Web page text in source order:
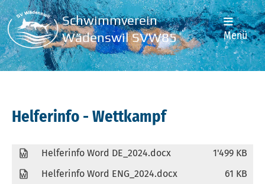
Schwimmverein
Wädenswil SVW85
Menü
Helferinfo - Wettkampf
Helferinfo Word DE_2024.docx
1'499 KB
Helferinfo Word ENG_2024.docx
61 KB